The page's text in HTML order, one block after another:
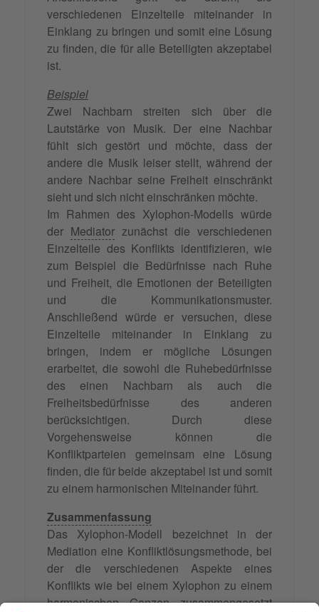
verschiedenen Einzelteile miteinander in
Einklang zu bringen und somit eine Lösung
zu finden, die für alle Beteiligten akzeptabel
ist.
Beispiel
Zwei Nachbarn streiten sich über die
Lautstärke von Musik. Der eine Nachbar
fühlt sich gestört und möchte, dass der
andere die Musik leiser stellt, während der
andere Nachbar seine Freiheit einschränkt
sieht und sich nicht einschränken möchte.
Im Rahmen des Xylophon-Modells würde
der Mediator zunächst die verschiedenen
Einzelteile des Konflikts identifizieren, wie
zum Beispiel die Bedürfnisse nach Ruhe
und Freiheit, die Emotionen der Beteiligten
und die Kommunikationsmuster.
Anschließend würde er versuchen, diese
Einzelteile miteinander in Einklang zu
bringen, indem er mögliche Lösungen
erarbeitet, die sowohl die Ruhebedürfnisse
des einen Nachbarn als auch die
Freiheitsbedürfnisse des anderen
berücksichtigen. Durch diese
Vorgehensweise können die
Konfliktparteien gemeinsam eine Lösung
finden, die für beide akzeptabel ist und somit
zu einem harmonischen Miteinander führt.
Zusammenfassung
Das Xylophon-Modell bezeichnet in der
Mediation eine Konfliktlösungsmethode, bei
der die verschiedenen Aspekte eines
Konflikts wie bei einem Xylophon zu einem
harmonischen Ganzen zusammengesetzt